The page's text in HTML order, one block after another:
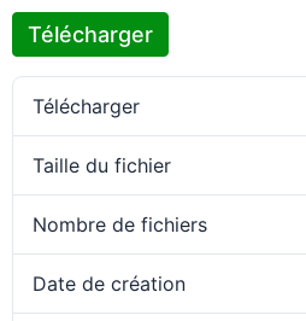
Télécharger
Télécharger
Taille du fichier
Nombre de fichiers
Date de création